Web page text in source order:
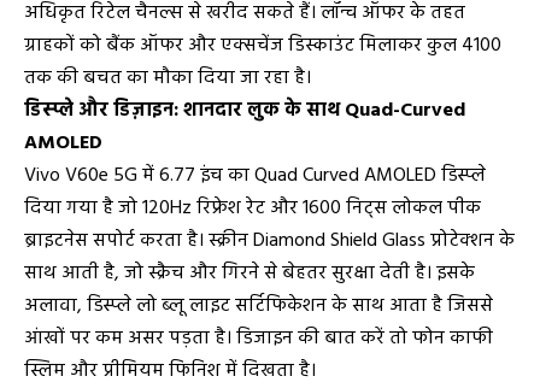
अधिकृत रिटेल चैनल्स से खरीद सकते हैं। लॉन्च ऑफर के तहत
ग्राहकों को बैंक ऑफर और एक्सचेंज डिस्काउंट मिलाकर कुल ₹4100
तक की बचत का मौका दिया जा रहा है।
डिस्प्ले और डिज़ाइन: शानदार लुक के साथ Quad-Curved
AMOLED
Vivo V60e 5G में 6.77 इंच का Quad Curved AMOLED डिस्प्ले
दिया गया है जो 120Hz रिफ्रेश रेट और 1600 निट्स लोकल पीक
ब्राइटनेस सपोर्ट करता है। स्क्रीन Diamond Shield Glass प्रोटेक्शन के
साथ आती है, जो स्क्रैच और गिरने से बेहतर सुरक्षा देती है। इसके
अलावा, डिस्प्ले लो ब्लू लाइट सर्टिफिकेशन के साथ आता है जिससे
आंखों पर कम असर पड़ता है। डिजाइन की बात करें तो फोन काफी
स्लिम और प्रीमियम फिनिश में दिखता है।